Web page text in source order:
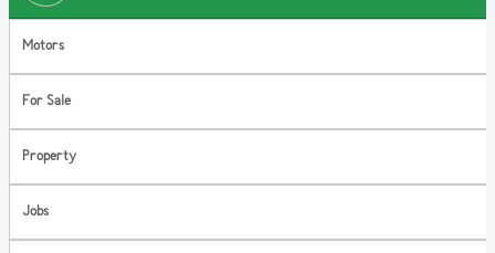
Motors
For Sale
Property
Jobs